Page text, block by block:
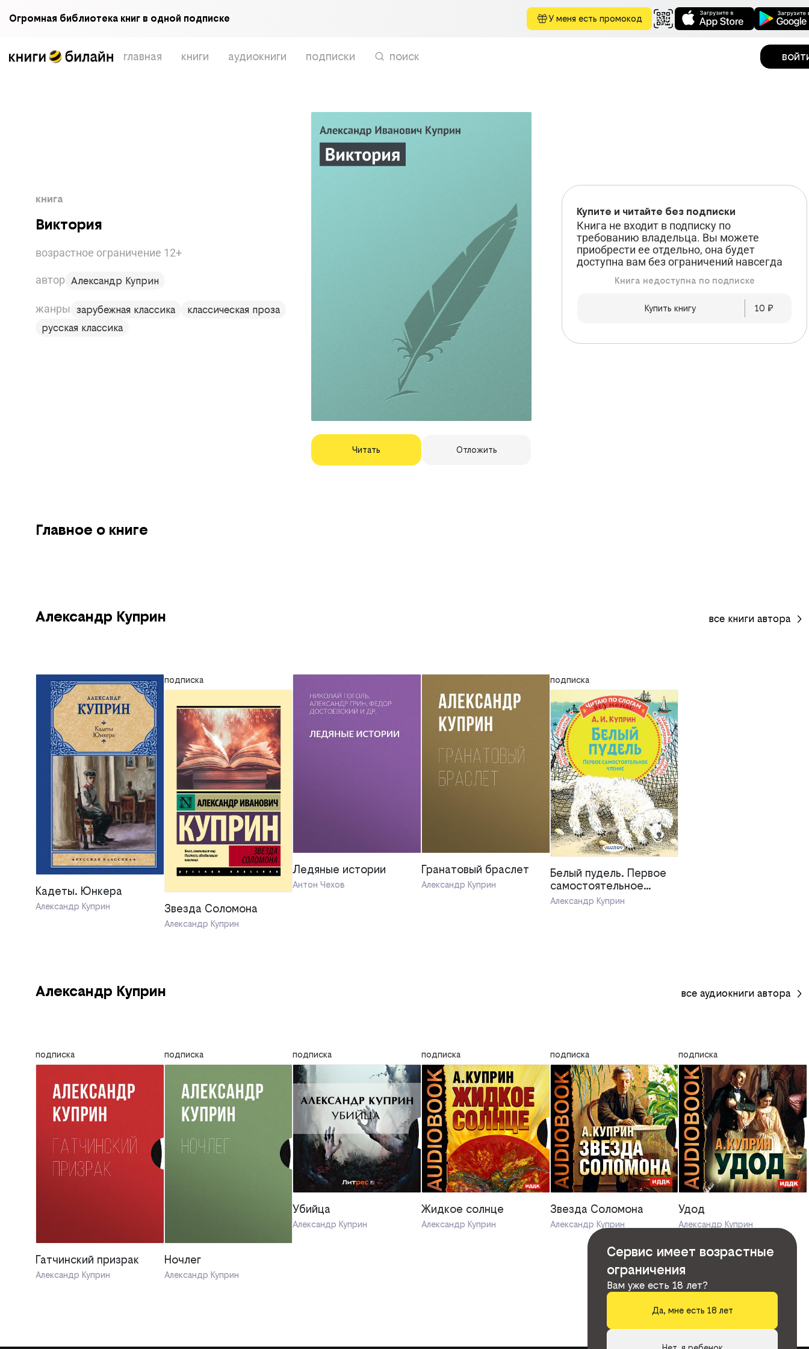
Огромная библиотека книг в одной подписке У меня есть промокод
главная книги аудиокниги подписки поиск
книга
Виктория
возрастное ограничение 12+
автор Александр Куприн
жанры зарубежная классика
классическая проза
русская классика
Читать Отложить
Купите и читайте без подписки
Книга не входит в подписку по
требованию владельца. Вы можете
приобрести ее отдельно, она будет
доступна вам без ограничений навсегда
Книга недоступна по подписке
Купить книгу 10 ₽
Главное о книге
Александр Куприн все книги автора
Кадеты. Юнкера
Александр Куприн
подписка
Звезда Соломона
Александр Куприн
Ледяные истории
Антон Чехов
Гранатовый браслет
Александр Куприн
подписка
Белый пудель. Первое
самостоятельное
чтение
Александр Куприн
Александр Куприн все аудиокниги автора
подписка
Гатчинский призрак
Александр Куприн
подписка
Ночлег
Александр Куприн
подписка
Убийца
Александр Куприн
подписка
Жидкое солнце
Александр Куприн
подписка
Звезда Соломона
Александр Куприн
подписка
Удод
Александр Куприн
Сервис имеет возрастные
ограничения
Вам уже есть 18 лет?
Да, мне есть 18 лет